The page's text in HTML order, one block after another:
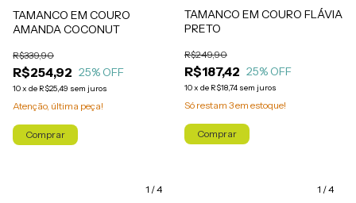
TAMANCO EM COURO
AMANDA COCONUT
R$254,92
R$339,90
25% OFF
10x de R$25,49 sem juros
Atenção, última peça!
Comprar
TAMANCO EM COURO FLÁVIA
PRETO
R$187,42
R$249,90
25% OFF
10x de R$18,74 sem juros
Só restam 3em estoque!
Comprar
1 /4 1 /4